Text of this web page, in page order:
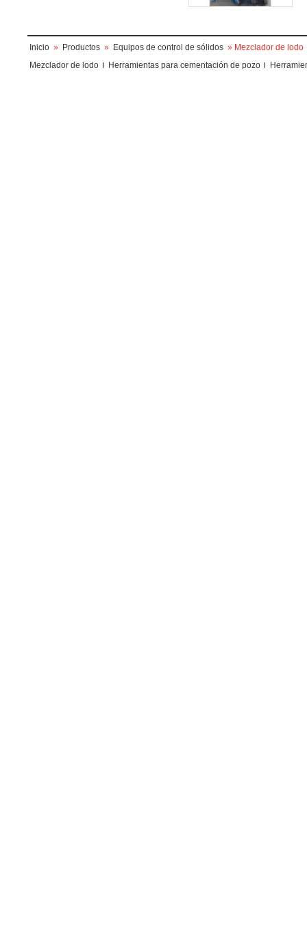
Inicio » Productos » Equipos de control de sólidos » Mezclador de lodo
Mezclador de lodo
Herramientas para cementación de pozo